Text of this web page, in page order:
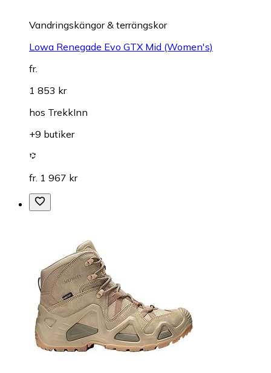
Vandringskängor & terrängskor
Lowa Renegade Evo GTX Mid (Women's)
fr.
1 853 kr
hos TrekkInn
+9 butiker
fr. 1 967 kr